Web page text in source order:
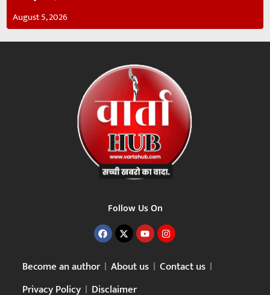
August 5, 2026
Follow Us On
Become an author About us
Contact us
Privacy Policy
Disclaimer